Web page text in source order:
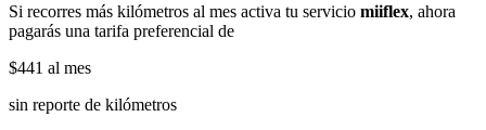
Si recorres más kilómetros al mes activa tu servicio miiflex, ahora
pagarás una tarifa preferencial de
$441 al mes
sin reporte de kilómetros